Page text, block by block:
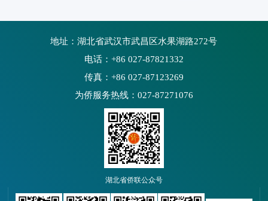
地址：湖北省武汉市武昌区水果湖路272号
电话：+86 027-87821332
传真：+86 027-87123269
为侨服务热线：027-87271076
湖北省侨联公众号